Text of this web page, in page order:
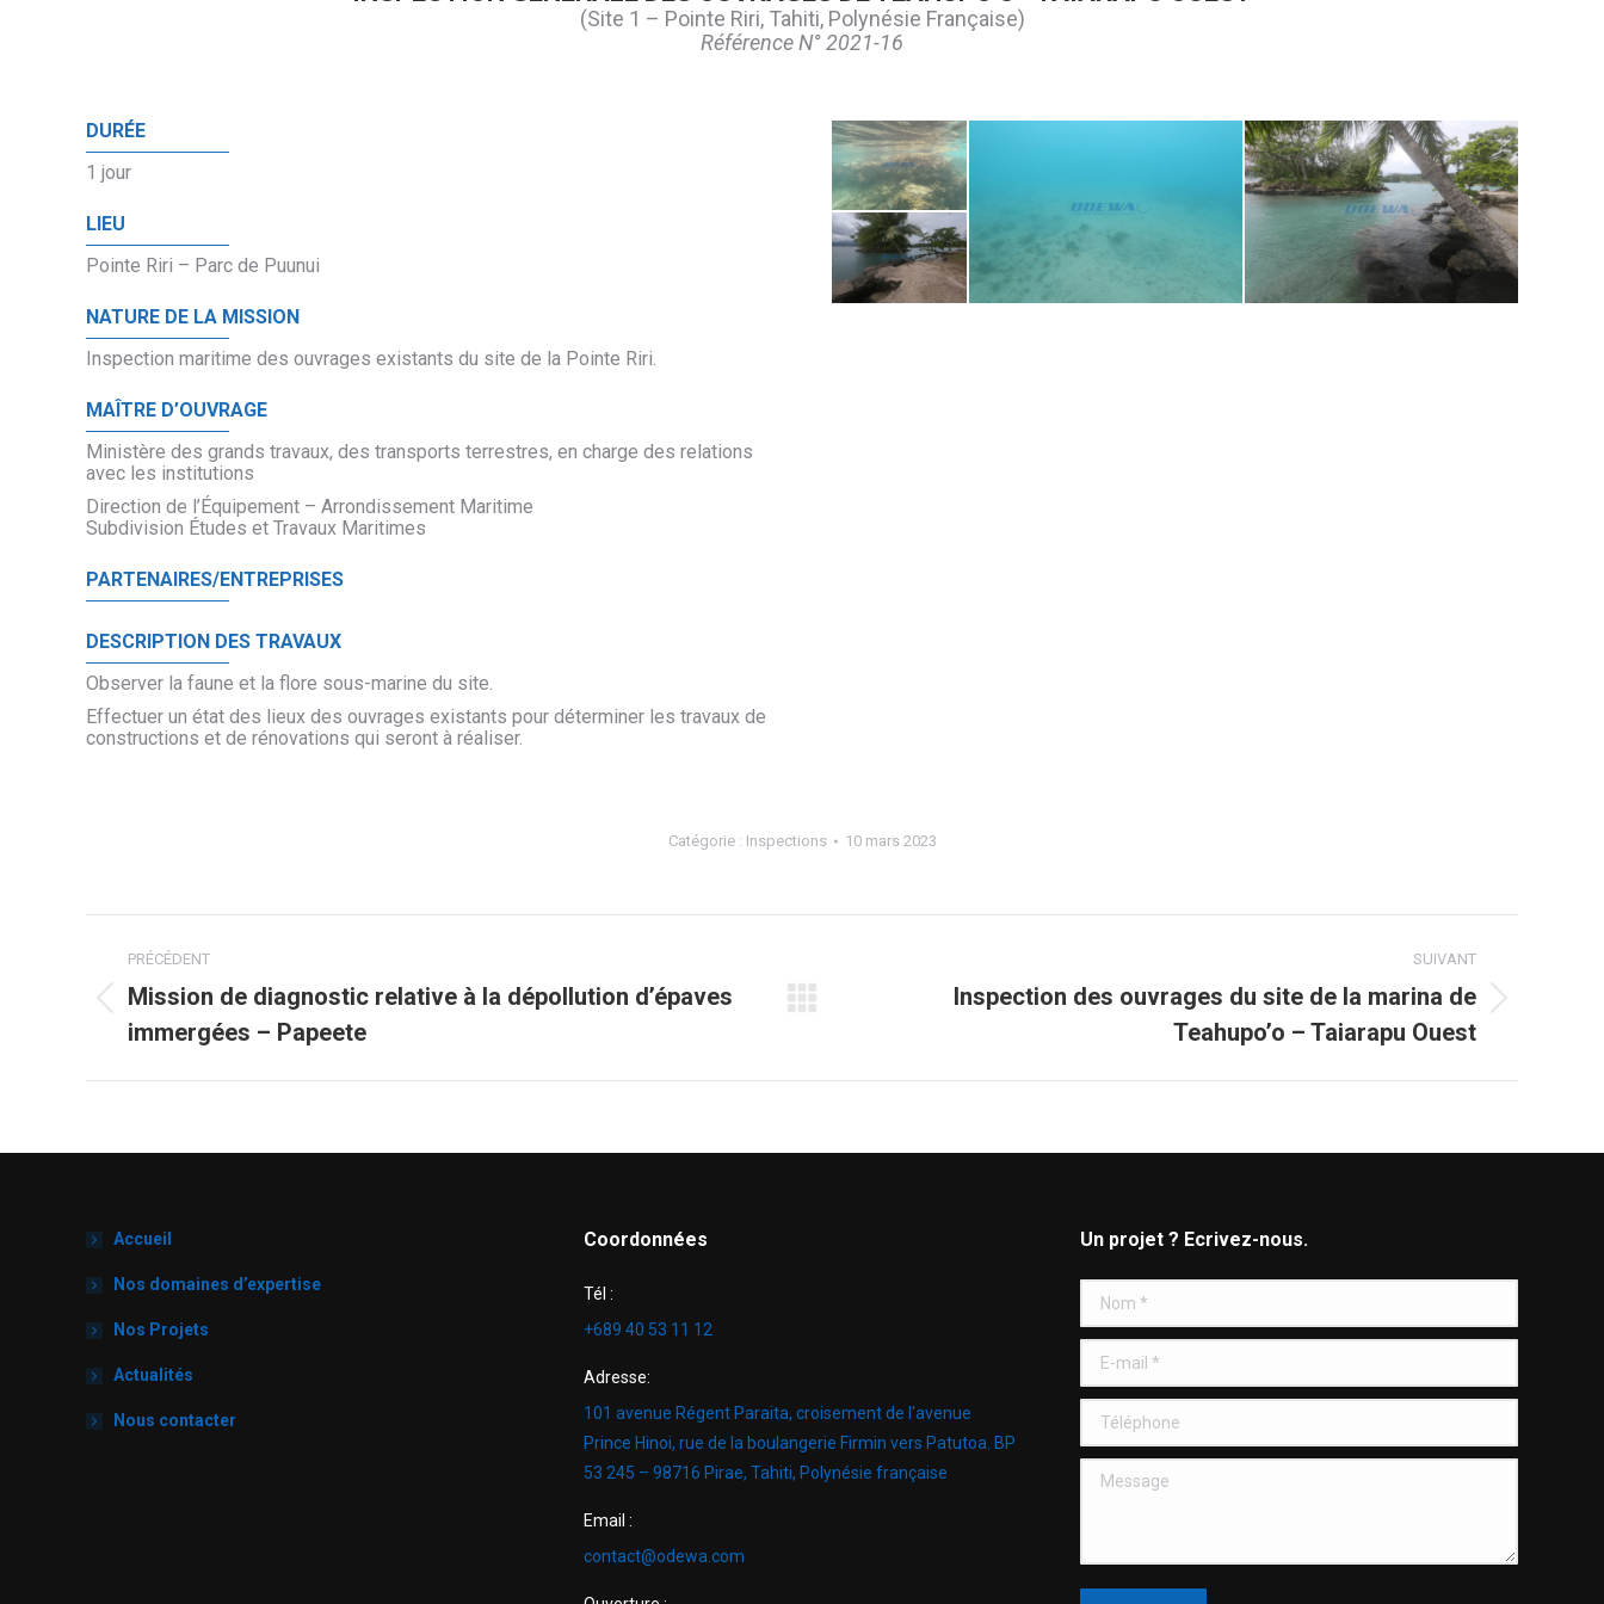
(Site 1 – Pointe Riri, Tahiti, Polynésie Française)
Référence N° 2021-16
DURÉE
1 jour
LIEU
Pointe Riri – Parc de Puunui
NATURE DE LA MISSION
Inspection maritime des ouvrages existants du site de la Pointe Riri.
MAÎTRE D’OUVRAGE
Ministère des grands travaux, des transports terrestres, en charge des relations
avec les institutions
Direction de l’Équipement – Arrondissement Maritime
Subdivision Études et Travaux Maritimes
PARTENAIRES/ENTREPRISES
DESCRIPTION DES TRAVAUX
Observer la faune et la flore sous-marine du site.
Effectuer un état des lieux des ouvrages existants pour déterminer les travaux de
constructions et de rénovations qui seront à réaliser.
Inspection site 1 -
1
Catégorie : Inspections 10 mars 2023
Navigation
de
commentaire
PRÉCÉDENT
Onglet
précédent
Mission de diagnostic relative à la dépollution d’épaves
immergées – Papeete
SUIVANT
Inspection des ouvrages du site de la marina de
Teahupo’o – Taiarapu Ouest
Accueil
Nos domaines d’expertise
Nos Projets
Actualités
Nous contacter
Coordonnées
Tél :
+689 40 53 11 12
Adresse:
101 avenue Régent Paraita, croisement de l'avenue
Prince Hinoi, rue de la boulangerie Firmin vers Patutoa. BP
53 245 – 98716 Pirae, Tahiti, Polynésie française
Email :
contact@odewa.com
Un projet ? Ecrivez-nous.
Nom *
E-mail *
Téléphone
Message